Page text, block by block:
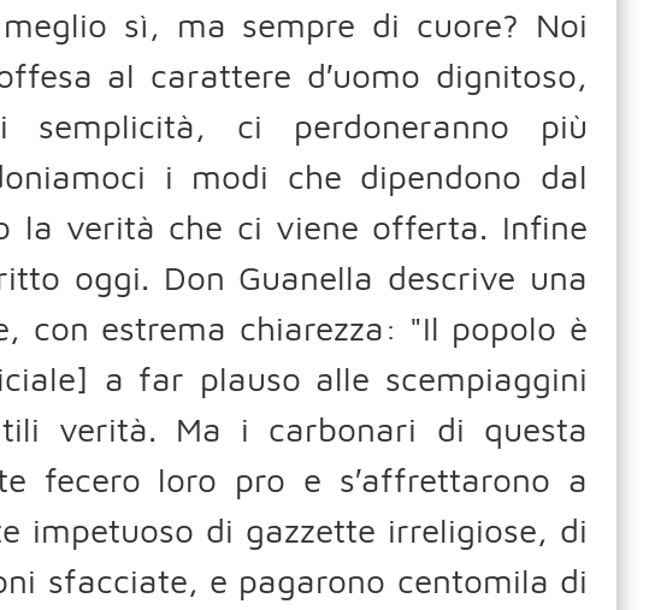
sì, ma sempre di cuore? Noi
al carattere d′uomo dignitoso,
ci perdoneranno più
i modi che dipendono dal
la verità che ci viene offerta. Infine
oggi. Don Guanella descrive una
con estrema chiarezza: "Il popolo è
a far plauso alle scempiaggini
verità. Ma i carbonari di questa
fecero loro pro e s′affrettarono a
impetuoso di gazzette irreligiose, di
sfacciate, e pagarono centomila di